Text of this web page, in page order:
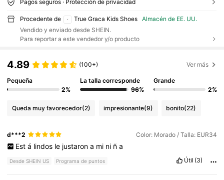
Pagos seguros · Protección de privacidad
Procedente de True Graca Kids Shoes
Almacén de EE. UU.
Vendido y enviado desde SHEIN.
Para reportar a este vendedor y/o producto
4.89 (100+) Ver más
Pequeña
2%
La talla corresponde
96%
Grande
2%
Queda muy favorecedor(2) impresionante(9) bonito(22)
d***2 Color: Morado / Talla: EUR34
Est á lindos le justaron a mi ni ñ a
Desde SHEIN US Programa de puntos Útil (3)